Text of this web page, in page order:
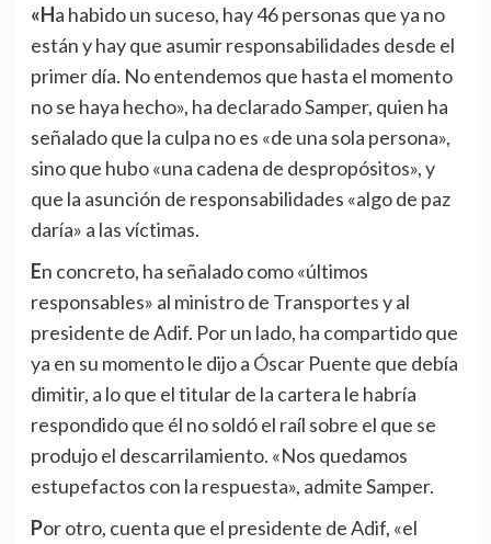
«Ha habido un suceso, hay 46 personas que ya no
están y hay que asumir responsabilidades desde el
primer día. No entendemos que hasta el momento
no se haya hecho», ha declarado Samper, quien ha
señalado que la culpa no es «de una sola persona»,
sino que hubo «una cadena de despropósitos», y
que la asunción de responsabilidades «algo de paz
daría» a las víctimas.
En concreto, ha señalado como «últimos
responsables» al ministro de Transportes y al
presidente de Adif. Por un lado, ha compartido que
ya en su momento le dijo a Óscar Puente que debía
dimitir, a lo que el titular de la cartera le habría
respondido que él no soldó el raíl sobre el que se
produjo el descarrilamiento. «Nos quedamos
estupefactos con la respuesta», admite Samper.
Por otro, cuenta que el presidente de Adif, «el